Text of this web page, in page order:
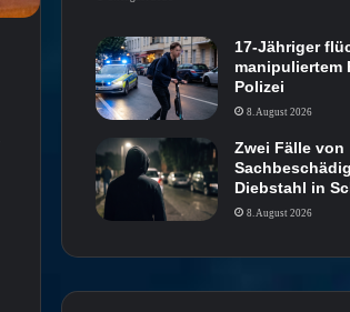
17-Jähriger
manipuliertem
Polizei
8. August 2026
Zwei Fälle von
Diebstahl in
8. August 2026